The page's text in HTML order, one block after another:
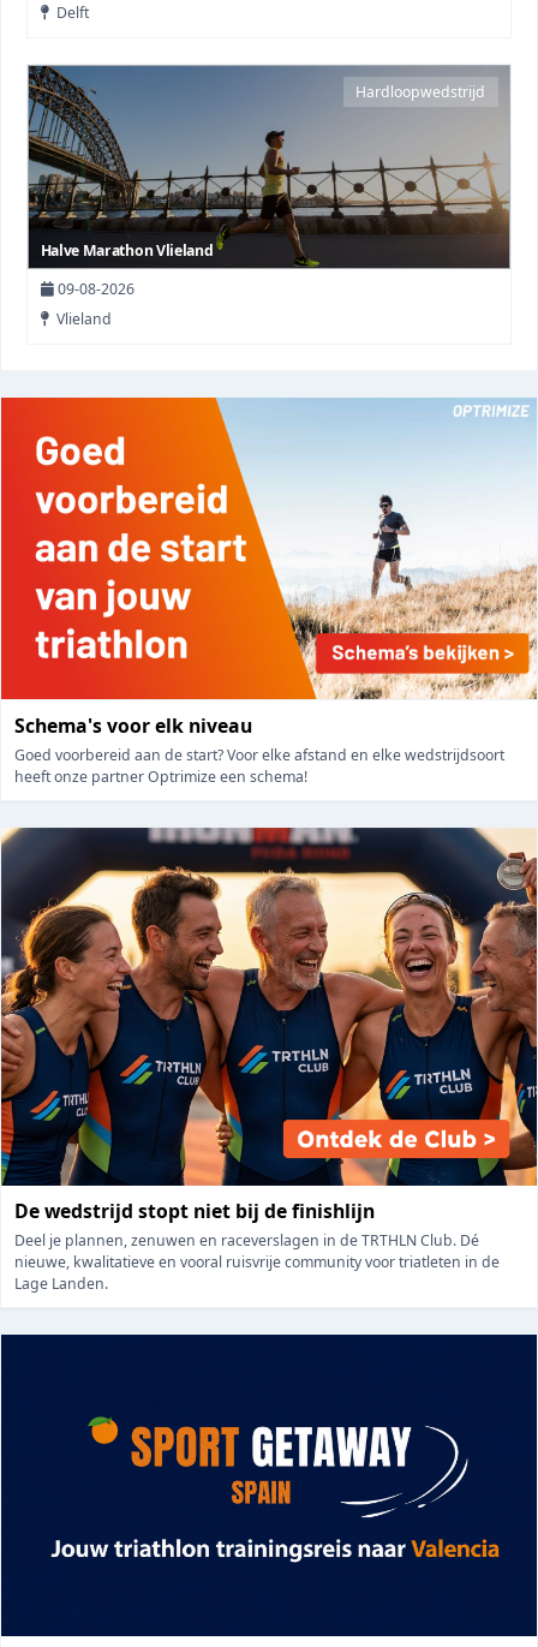
Delft
Hardloopwedstrijd
Halve Marathon Vlieland
09-08-2026
Vlieland
Schema's voor elk niveau
Goed voorbereid aan de start? Voor elke afstand en elke wedstrijdsoort
heeft onze partner Optrimize een schema!
De wedstrijd stopt niet bij de finishlijn
Deel je plannen, zenuwen en raceverslagen in de TRTHLN Club. Dé
nieuwe, kwalitatieve en vooral ruisvrije community voor triatleten in de
Lage Landen.